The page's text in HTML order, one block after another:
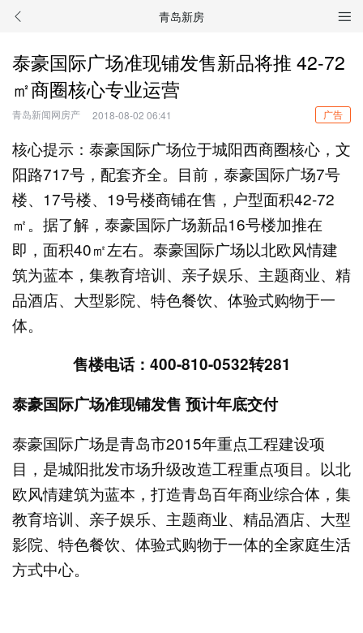
青岛新房
泰豪国际广场准现铺发售新品将推 42-72
㎡商圈核心专业运营
青岛新闻网房产 2018-08-02 06:41 广告
核心提示：泰豪国际广场位于城阳西商圈核心，文
阳路717号，配套齐全。目前，泰豪国际广场7号
楼、17号楼、19号楼商铺在售，户型面积42-72
㎡。据了解，泰豪国际广场新品16号楼加推在
即，面积40㎡左右。泰豪国际广场以北欧风情建
筑为蓝本，集教育培训、亲子娱乐、主题商业、精
品酒店、大型影院、特色餐饮、体验式购物于一
体。
售楼电话：400-810-0532转281
泰豪国际广场准现铺发售 预计年底交付
泰豪国际广场是青岛市2015年重点工程建设项
目，是城阳批发市场升级改造工程重点项目。以北
欧风情建筑为蓝本，打造青岛百年商业综合体，集
教育培训、亲子娱乐、主题商业、精品酒店、大型
影院、特色餐饮、体验式购物于一体的全家庭生活
方式中心。